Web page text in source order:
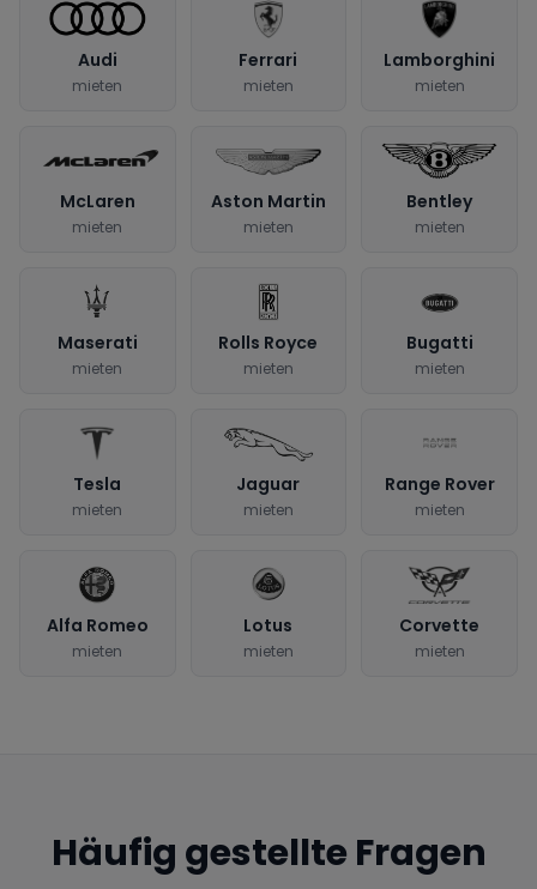
Audi
mieten
Ferrari
mieten
Lamborghini
mieten
McLaren
mieten
Aston Martin
mieten
Bentley
mieten
Maserati
mieten
Rolls Royce
mieten
Bugatti
mieten
Tesla
mieten
Jaguar
mieten
Range Rover
mieten
Alfa Romeo
mieten
Lotus
mieten
Corvette
mieten
Häufig gestellte Fragen